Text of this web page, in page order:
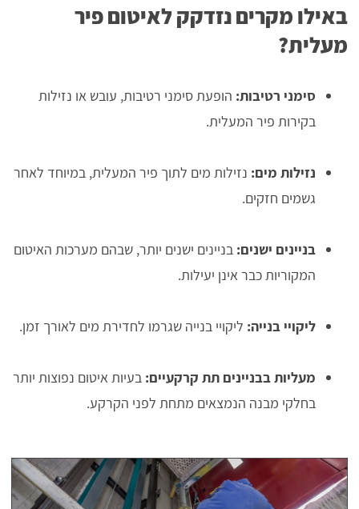
באילו מקרים נזדקק לאיטום פיר
מעלית?
סימני רטיבות: הופעת סימני רטיבות, עובש או נזילות
בקירות פיר המעלית.
נזילות מים: נזילות מים לתוך פיר המעלית, במיוחד לאחר
גשמים חזקים.
בניינים ישנים: בניינים ישנים יותר, שבהם מערכות האיטום
המקוריות כבר אינן יעילות.
ליקויי בנייה: ליקויי בנייה שגרמו לחדירת מים לאורך זמן.
מעליות בבניינים תת קרקעיים: בעיות איטום נפוצות יותר
בחלקי מבנה הנמצאים מתחת לפני הקרקע.